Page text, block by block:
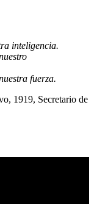
inteligencia.
fuerza.
1919, Secretario de